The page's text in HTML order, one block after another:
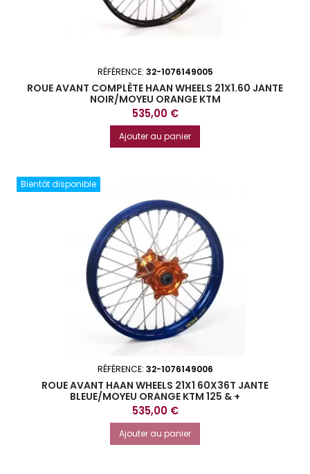
RÉFÉRENCE: 32-1076149005
ROUE AVANT COMPLÈTE HAAN WHEELS 21X1.60 JANTE
NOIR/MOYEU ORANGE KTM
Prix
535,00 €
Ajouter au panier
Bientôt disponible
RÉFÉRENCE: 32-1076149006
ROUE AVANT HAAN WHEELS 21X1 60X36T JANTE
BLEUE/MOYEU ORANGE KTM 125 & +
Prix
535,00 €
Ajouter au panier